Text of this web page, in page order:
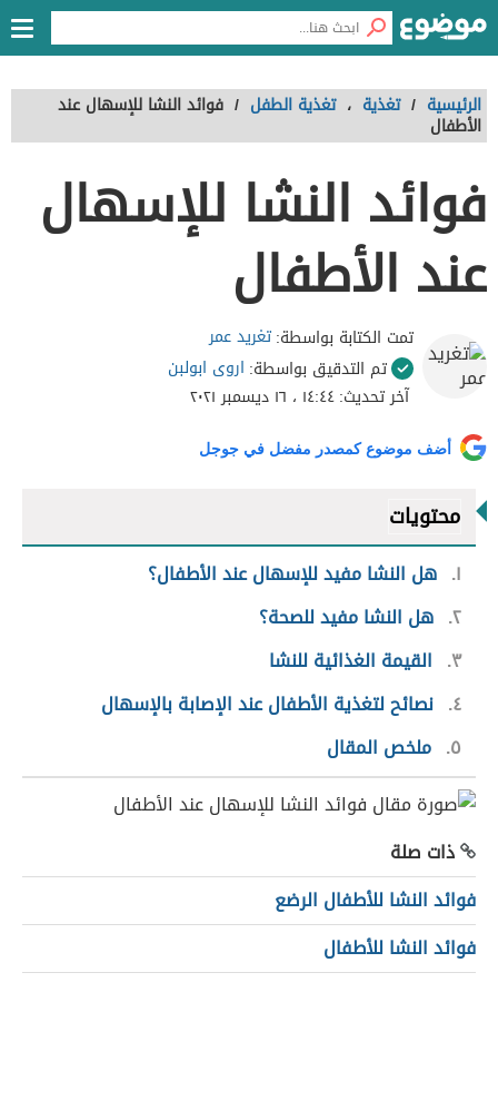
الرئيسية / تغذية ، تغذية الطفل / فوائد النشا للإسهال عند
الأطفال
فوائد النشا للإسهال
عند الأطفال
تمت الكتابة بواسطة:تغرید عمر
تم التدقيق بواسطة: اروى ابولبن
آخر تحديث:١٤:٤٤ ، ١٦ ديسمبر ٢٠٢١
أضف موضوع كمصدر مفضل في جوجل
محتويات
١ هل النشا مفيد للإسهال عند الأطفال؟
٢ هل النشا مفيد للصحة؟
٣
القيمة الغذائية للنشا
٤ نصائح لتغذية الأطفال عند الإصابة بالإسهال
٥ ملخص المقال
ذات صلة
فوائد النشا للأطفال الرضع
فوائد النشا للأطفال